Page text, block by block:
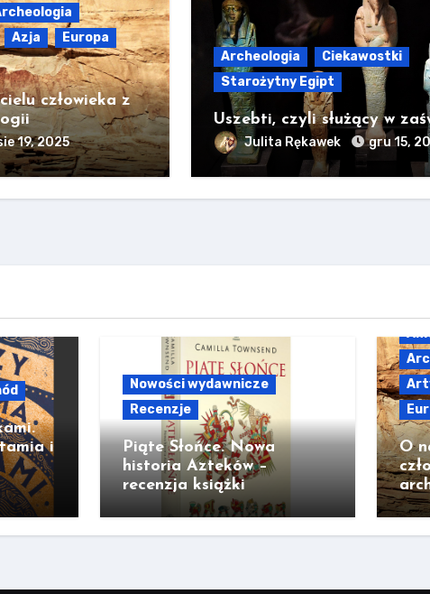
Azja
Europa
człowieka z
19, 2025
Archeologia
Ciekawostki
Starożytny Egipt
Uszebti, czyli służący w
Julita Rękawek gru 15,
i
Nowości wydawnicze
Recenzje
Piąte Słońce. Nowa
historia Azteków –
recenzja książki
O